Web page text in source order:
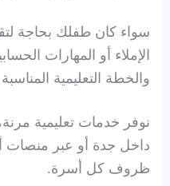
سواء كان طفلك بحاجة
الإملاء أو المهارات
والخطة التعليمية
نوفر خدمات تعليمية
داخل جدة أو عبر منصات
ظروف كل أسرة.